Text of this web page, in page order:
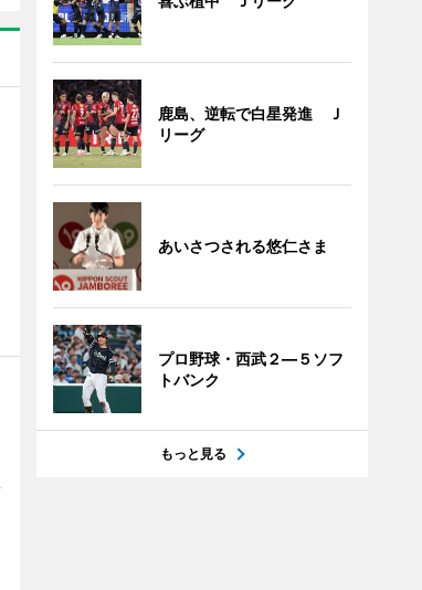
鹿島、逆転で白星発進 Ｊ
リーグ
あいさつされる悠仁さま
プロ野球・西武２―５ソフ
トバンク
もっと見る